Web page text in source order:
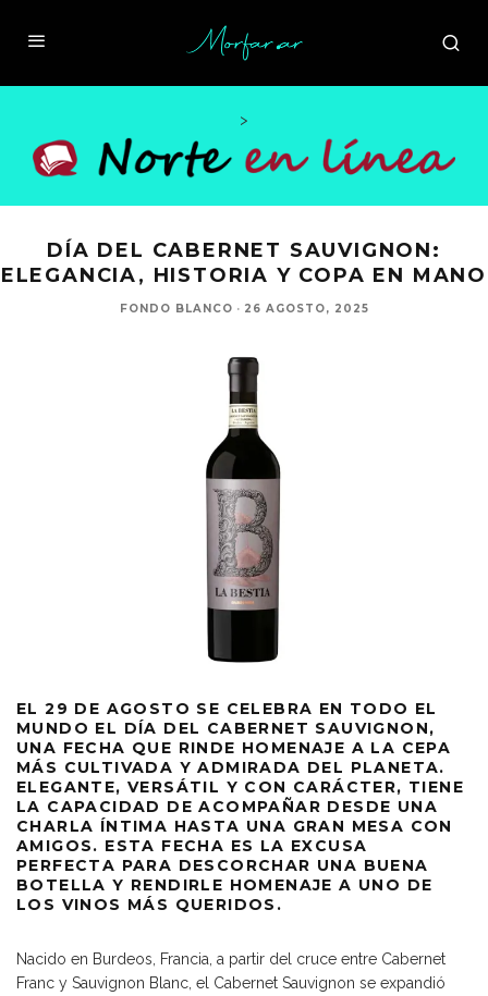
>
DÍA DEL CABERNET SAUVIGNON:
ELEGANCIA, HISTORIA Y COPA EN MANO
FONDO BLANCO · 26 AGOSTO, 2025
EL29 DE AGOSTO SE CELEBRA EN TODO EL
MUNDO EL DÍA DEL CABERNET SAUVIGNON,
UNA FECHA QUE RINDE HOMENAJE A LA CEPA
MÁS CULTIVADA Y ADMIRADA DEL PLANETA.
ELEGANTE, VERSÁTIL Y CON CARÁCTER, TIENE
LA CAPACIDAD DE ACOMPAÑAR DESDE UNA
CHARLA ÍNTIMA HASTA UNA GRAN MESA CON
AMIGOS. ESTA FECHA ES LA EXCUSA
PERFECTA PARA DESCORCHAR UNA BUENA
BOTELLA Y RENDIRLE HOMENAJE A UNO DE
LOS VINOS MÁS QUERIDOS.
Nacido en Burdeos, Francia, a partir del cruce entre Cabernet
Franc y Sauvignon Blanc, el Cabernet Sauvignon se expandió